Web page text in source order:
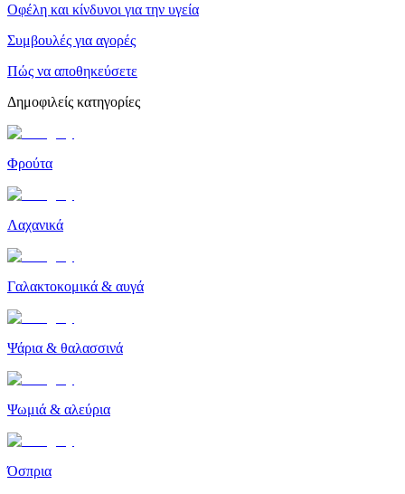
Οφέλη και κίνδυνοι για την υγεία
Συμβουλές για αγορές
Πώς να αποθηκεύσετε
Δημοφιλείς κατηγορίες
Φρούτα
Λαχανικά
Γαλακτοκομικά & αυγά
Ψάρια & θαλασσινά
Ψωμιά & αλεύρια
Όσπρια